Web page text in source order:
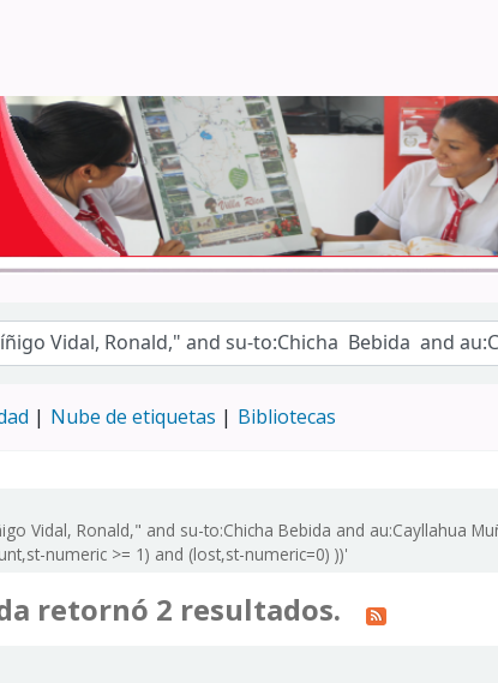
Nube de etiquetas Bibliotecas
Vidal, Ronald," and su-to:Chicha Bebida and au:Cayllahua
numeric >= 1) and (lost,st-numeric=0) ))'
retornó 2 resultados.